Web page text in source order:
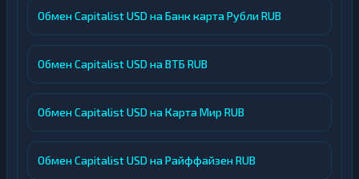
Обмен Capitalist USD на Банк карта Рубли RUB
Обмен Capitalist USD на ВТБ RUB
Обмен Capitalist USD на Карта Мир RUB
Обмен Capitalist USD на Райффайзен RUB